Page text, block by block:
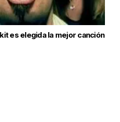
es elegida la mejor canción